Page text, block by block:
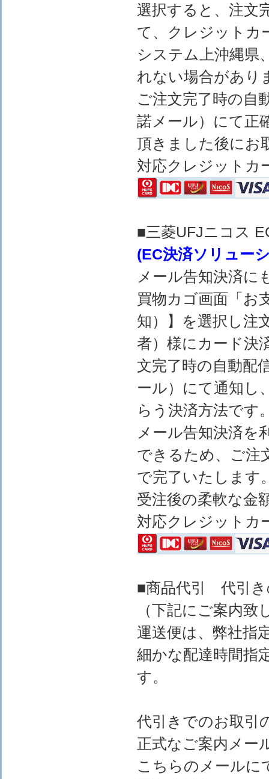
選択すると、注文
て、クレジットカ
システム上沖縄県
れない場合があり
ご注文完了時の自
諾メール）にて正
頂きました後にお
対応クレジットカ
■三菱UFJニコス
(EC決済ソリュー
メール告知決済に
買物カゴ画面「お
知）】を選択し注
者）様にカード決
文完了時の自動配
ール）にて通知し
らう決済方法です
メール告知決済を
できるため、ご注
で完了いたします
受注後の柔軟な金
対応クレジットカ
■商品代引 代引き
（下記にご案内
運送便は、弊社指
細かな配達時間指
す。
代引きでのお取引
正式なご案内メー
こちらのメールに